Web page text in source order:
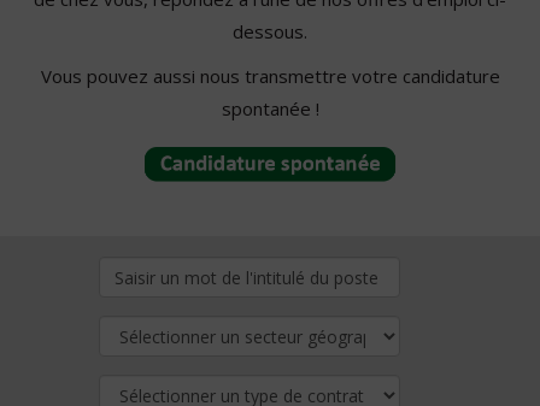
dessous.
Vous pouvez aussi nous transmettre votre candidature
spontanée !